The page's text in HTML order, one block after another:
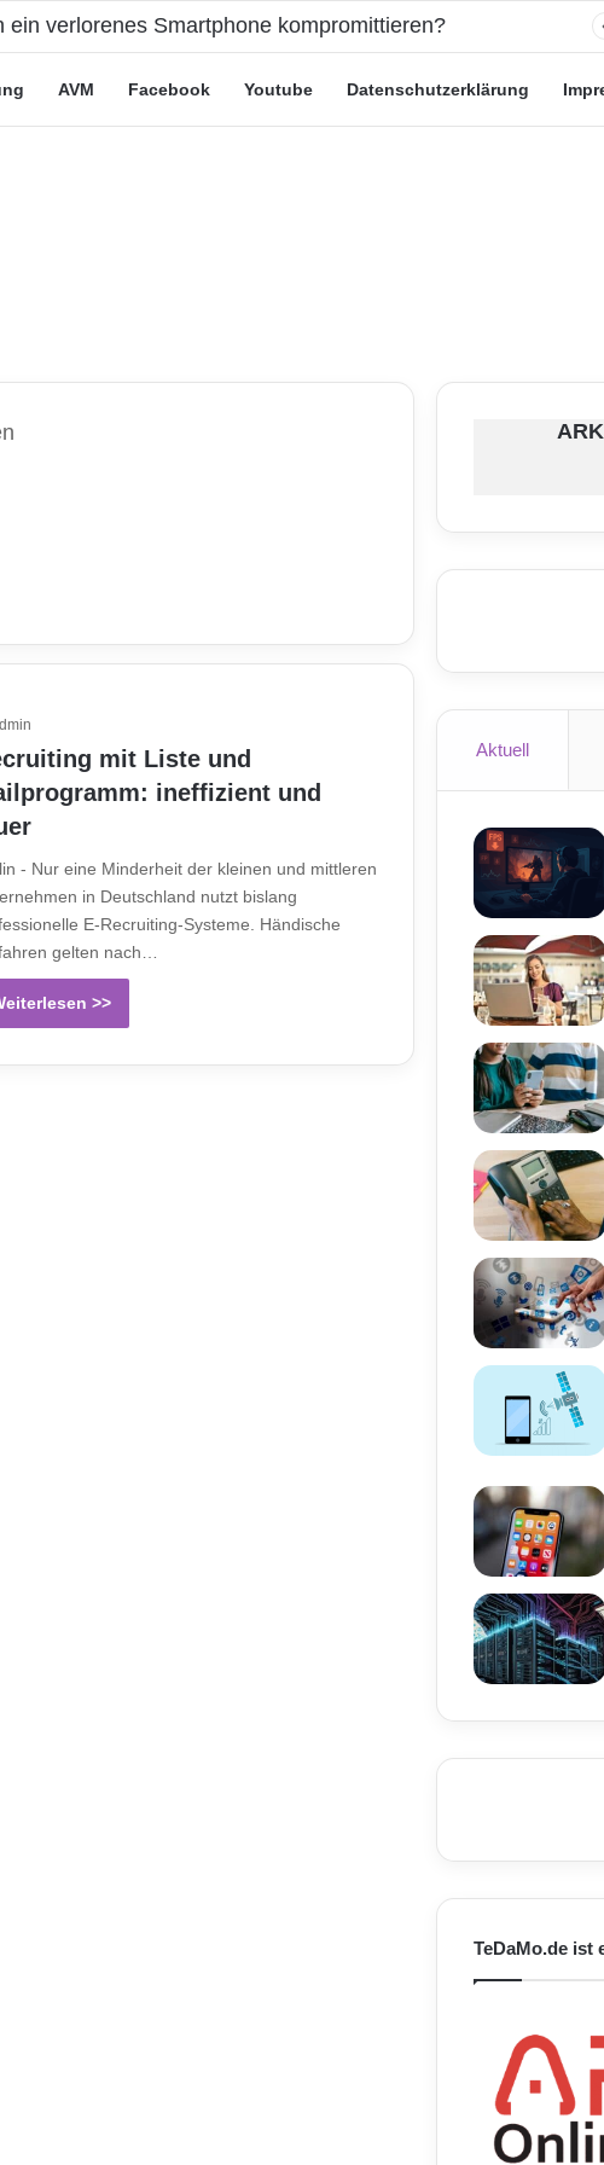
ein verlorenes Smartphone kompromittieren?
AVM Facebook Youtube Datenschutzerklärung
mit Liste und
ineffizient und
- Nur eine Minderheit der kleinen und mittleren
in Deutschland nutzt bislang
E-Recruiting-Systeme. Händische
gelten nach…
>>
Aktuell
TeDaMo.de ist